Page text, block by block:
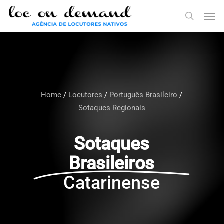
Skip
main
search
Home / Locutores / Português Brasileiro /
Sotaques Regionais
Sotaques
Brasileiros
Catarinense